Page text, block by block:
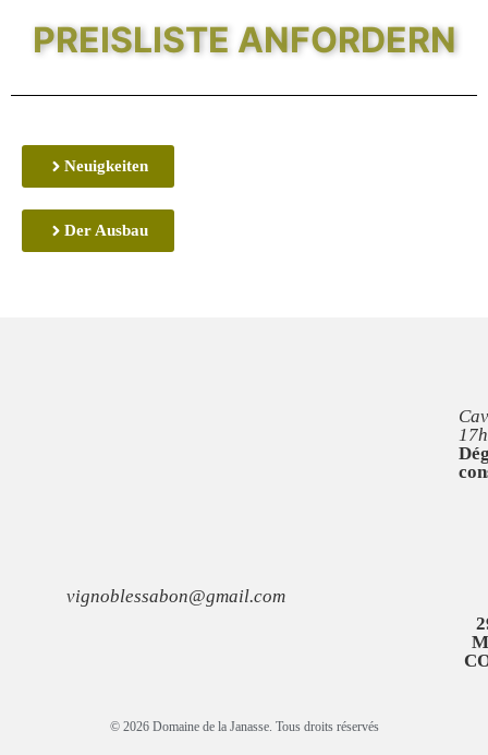
PREISLISTE ANFORDERN
Neuigkeiten
Der Ausbau
vignoblessabon@gmail.com
© 2026 Domaine de la Janasse. Tous droits réservés